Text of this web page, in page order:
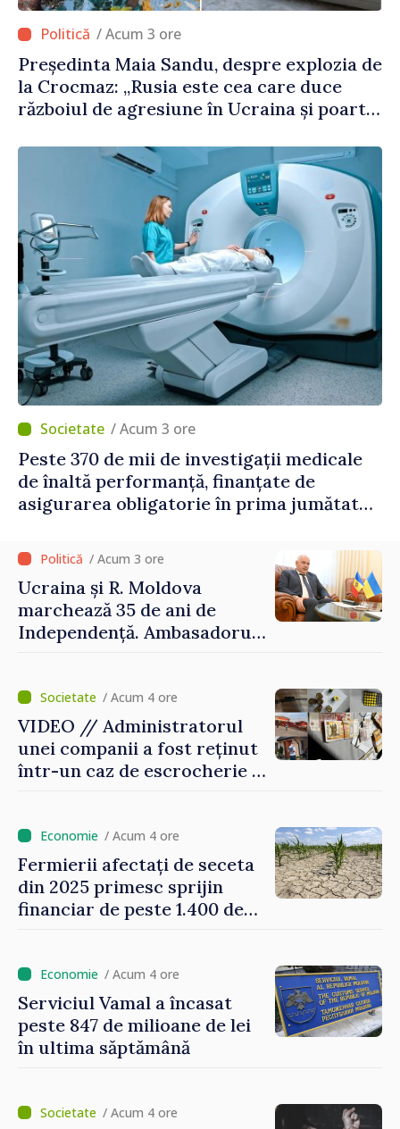
/ Acum 3 ore
Președinta Maia Sandu, despre explozia de
la Crocmaz: „Rusia este cea care duce
războiul de agresiune în Ucraina și poartă
casele oamenilor noștri”
/ Acum 3 ore
Peste 370 de mii de investigații medicale
de înaltă performanță, finanțate de
asigurarea obligatorie în prima jumătate
/ Acum 3 ore
Ucraina și R. Moldova
marchează 35 de ani de
Independență. Ambasadorul
suntem rezistenți și știm să
ne punctăm prioritățile
pentru viitor”
/ Acum 4 ore
VIDEO // Administratorul
unei companii a fost reținut
într-un caz de escrocherie și
domeniul agricol
/ Acum 4 ore
Fermierii afectați de seceta
din 2025 primesc sprijin
financiar de peste 1.400 de
/ Acum 4 ore
Serviciul Vamal a încasat
peste 847 de milioane de lei
în ultima săptămână
/ Acum 4 ore